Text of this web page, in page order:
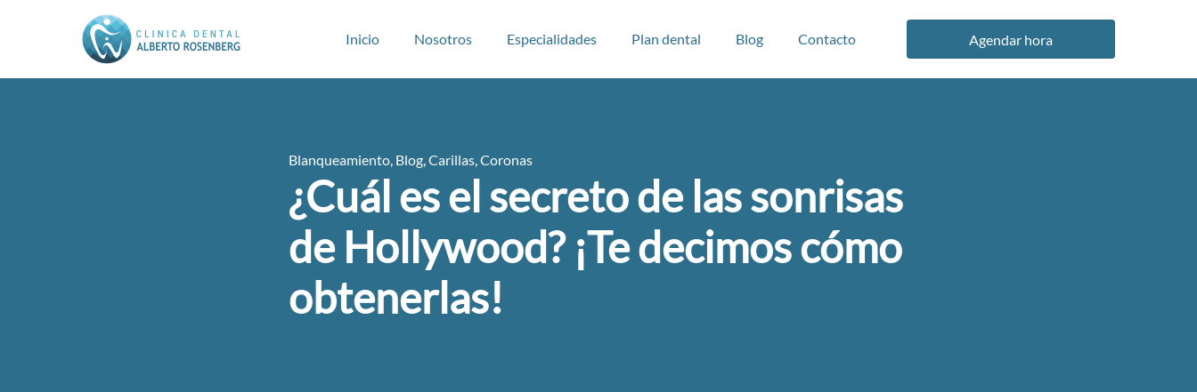
Inicio Nosotros Especialidades Plan dental Blog Contacto Agendar hora
Blanqueamiento, Blog,Carillas,Coronas
¿Cuál es el secreto de las sonrisas
de Hollywood? ¡Te decimos cómo
obtenerlas!